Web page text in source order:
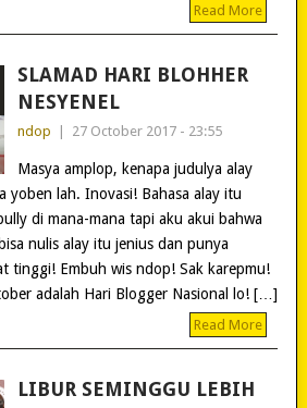
Read More
SLAMAD HARI BLOHHER
NESYENEL
ndop 27 October 2017 - 23:55
Masya amplop, kenapa judulya alay
yoben lah. Inovasi! Bahasa alay itu
di mana-mana tapi aku akui bahwa
nulis alay itu jenius dan punya
tinggi! Embuh wis ndop! Sak karepmu!
adalah Hari Blogger Nasional lo! […]
Read More
LIBUR SEMINGGU LEBIH